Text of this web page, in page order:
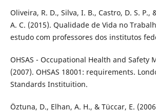
Oliveira, R. D., Silva, I. B., Castro, D. S. P.,
A. C. (2015). Qualidade de Vida no
estudo com professores dos institutos
OHSAS - Occupational Health and Safety
(2007). OHSAS 18001: requirements.
Standards Instituition.
Öztuna, D., Elhan, A. H., & Tüccar, E.